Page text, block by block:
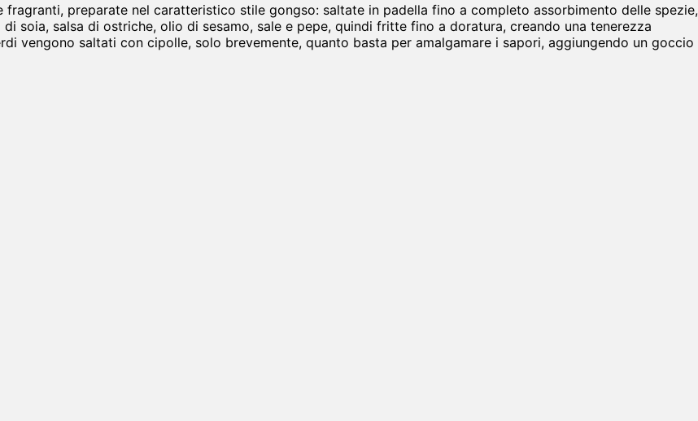
preparate nel caratteristico stile gongso: saltate in padella fino a completo assorbimento delle spezie,
soia, salsa di ostriche, olio di sesamo, sale e pepe, quindi fritte fino a doratura, creando una tenerezza
vengono saltati con cipolle, solo brevemente, quanto basta per amalgamare i sapori, aggiungendo un goccio